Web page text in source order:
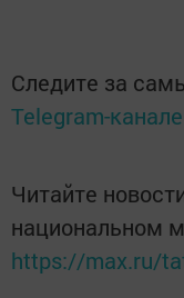
Следите за
Telegram-канале
Читайте
национальном
https://max.ru/